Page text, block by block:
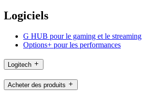
Logiciels
G HUB pour le gaming et le streaming
Options+ pour les performances
Logitech
Acheter des produits